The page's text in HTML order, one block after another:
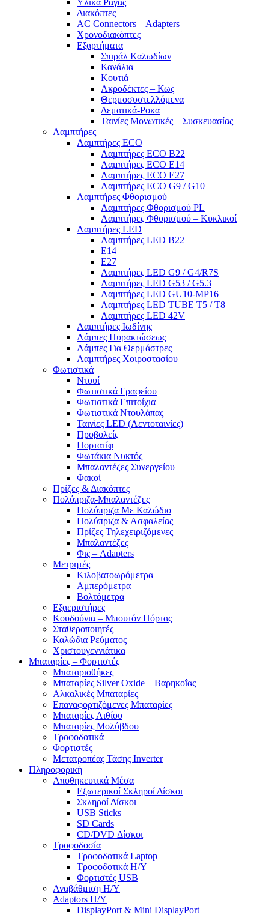
Υλικά Ράγας
Διακόπτες
AC Connectors – Adapters
Χρονοδιακόπτες
Εξαρτήματα
Σπιράλ Καλωδίων
Κανάλια
Κουτιά
Ακροδέκτες – Κως
Θερμοσυστελλόμενα
Δεματικά-Ροκα
Ταινίες Μονωτικές – Συσκευασίας
Λαμπτήρες
Λαμπτήρες ECO
Λαμπτήρες ECO B22
Λαμπτήρες ECO E14
Λαμπτήρες ECO E27
Λαμπτήρες ECO G9 / G10
Λαμπτήρες Φθορισμού
Λαμπτήρες Φθορισμού PL
Λαμπτήρες Φθορισμού – Κυκλικοί
Λαμπτήρες LED
Λαμπτήρες LED B22
E14
E27
Λαμπτήρες LED G9 / G4/R7S
Λαμπτήρες LED G53 / G5.3
Λαμπτήρες LED GU10-ΜΡ16
Λαμπτήρες LED TUBE T5 / T8
Λαμπτήρες LED 42V
Λαμπτήρες Ιωδίνης
Λάμπες Πυρακτώσεως
Λάμπες Για Θερμάστρες
Λαμπτήρες Χοιροστασίου
Φωτιστικά
Ντουί
Φωτιστικά Γραφείου
Φωτιστικά Επιτοίχια
Φωτιστικά Ντουλάπας
Ταινίες LED (Λεντοταινίες)
Προβολείς
Πορτατίφ
Φωτάκια Νυκτός
Μπαλαντέζες Συνεργείου
Φακοί
Πρίζες & Διακόπτες
Πολύπριζα-Μπαλαντέζες
Πολύπριζα Με Καλώδιο
Πολύπριζα & Ασφαλείας
Πρίζες Τηλεχειριζόμενες
Μπαλαντέζες
Φις – Adapters
Μετρητές
Κιλοβατοωρόμετρα
Αμπερόμετρα
Βολτόμετρα
Εξαεριστήρες
Κουδούνια – Μπουτόν Πόρτας
Σταθεροποιητές
Καλώδια Ρεύματος
Χριστουγεννιάτικα
Μπαταρίες – Φορτιστές
Μπαταριοθήκες
Μπαταρίες Silver Oxide – Βαρηκοΐας
Αλκαλικές Μπαταρίες
Επαναφορτιζόμενες Μπαταρίες
Μπαταρίες Λιθίου
Μπαταρίες Μολύβδου
Τροφοδοτικά
Φορτιστές
Μετατροπέας Τάσης Inverter
Πληροφορική
Αποθηκευτικά Μέσα
Εξωτερικοί Σκληροί Δίσκοι
Σκληροί Δίσκοι
USB Sticks
SD Cards
CD/DVD Δίσκοι
Τροφοδοσία
Τροφοδοτικά Laptop
Τροφοδοτικά Η/Υ
Φορτιστές USB
Αναβάθμιση Η/Υ
Adaptors Η/Υ
DisplayPort & Mini DisplayPort